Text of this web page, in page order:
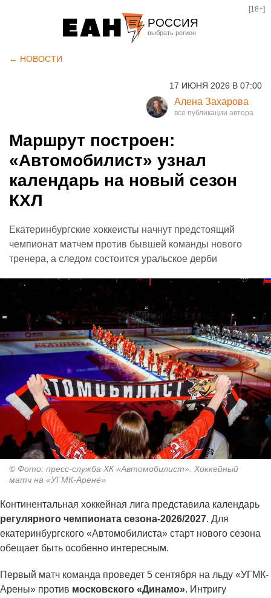
РОССИЯ
Курган
Оренбург
[18+]
← НОВОСТИ
17 ИЮНЯ 2026 В 07:00
Алена Захарова
Маршрут построен:
«Автомобилист» узнал
календарь на новый сезон
КХЛ
Екатеринбургские хоккеисты начнут предстоящий
чемпионат матчем против бывшей команды нового
тренера, а следом состоится уральское дерби
© Фото: пресс-служба ХК «Автомобилист». Хоккейный
матч на «УГМК-Арене»
Континентальная хоккейная лига представила календарь
регулярного чемпионата сезона-2026/2027. Для
екатеринбургского «Автомобилиста» старт нового сезона
обещает быть особенно интересным.
Первый матч команда проведет 5 сентября на льду «УГМК-
Арены» против московского «Динамо». Интригу